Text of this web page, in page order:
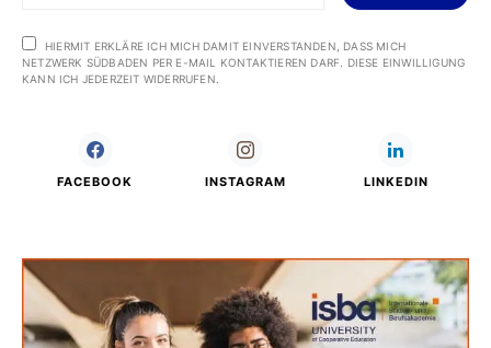
HIERMIT ERKLÄRE ICH MICH DAMIT EINVERSTANDEN, DASS MICH
NETZWERK SÜDBADEN PER E-MAIL KONTAKTIEREN DARF. DIESE EINWILLIGUNG
KANN ICH JEDERZEIT WIDERRUFEN.
FACEBOOK INSTAGRAM LINKEDIN